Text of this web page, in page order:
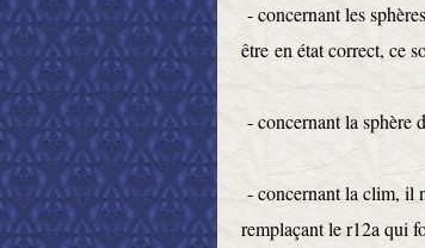
- concernant les
être en état correct, ce
- concernant la sphère
- concernant la clim, il
remplaçant le r12a qui